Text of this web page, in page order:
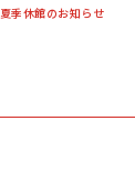
夏季休館のお知らせ